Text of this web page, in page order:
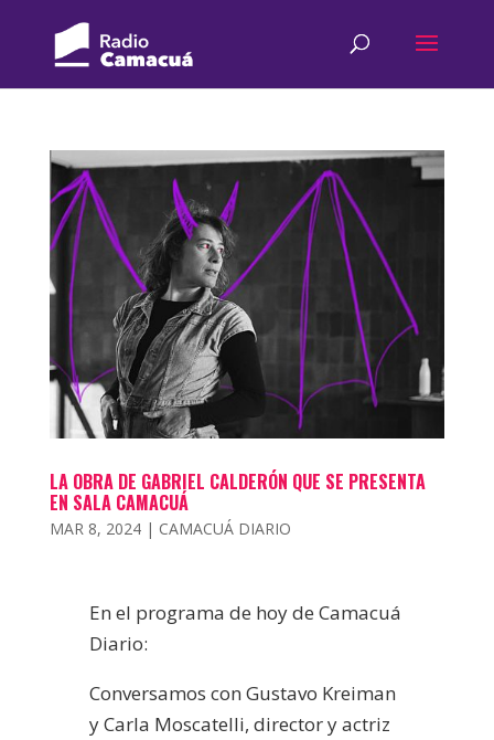
LA OBRA DE GABRIEL CALDERÓN QUE SE PRESENTA
EN SALA CAMACUÁ
MAR 8, 2024| CAMACUÁ DIARIO
En el programa de hoy de Camacuá
Diario:
Conversamos con Gustavo Kreiman
y Carla Moscatelli, director y actriz